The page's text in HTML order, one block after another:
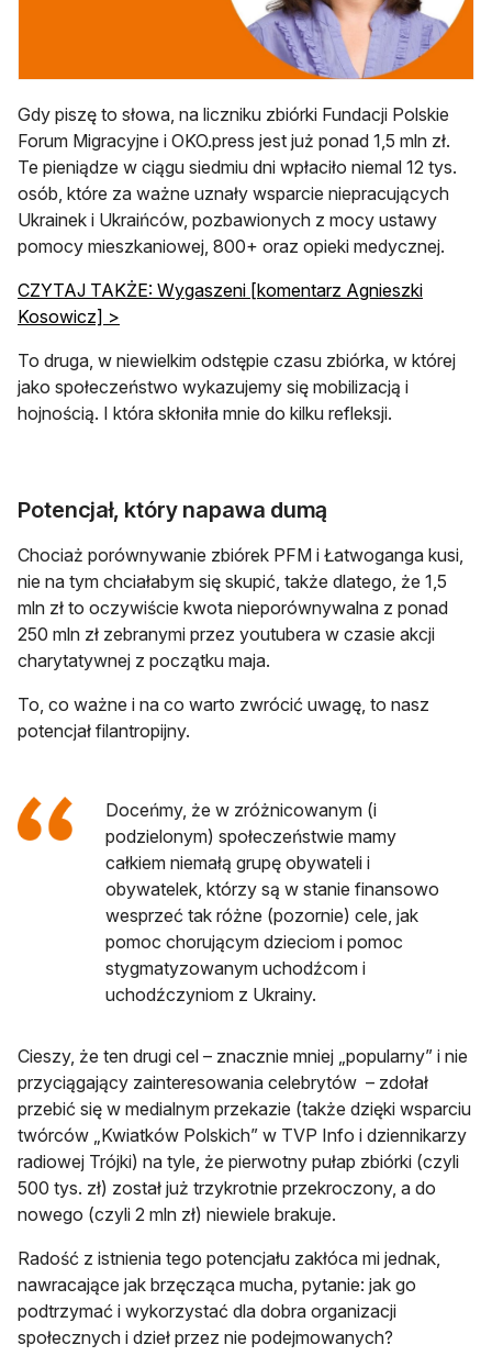
Gdy piszę to słowa, na liczniku zbiórki Fundacji Polskie
Forum Migracyjne i OKO.press jest już ponad 1,5 mln zł.
Te pieniądze w ciągu siedmiu dni wpłaciło niemal 12 tys.
osób, które za ważne uznały wsparcie niepracujących
Ukrainek i Ukraińców, pozbawionych z mocy ustawy
pomocy mieszkaniowej, 800+ oraz opieki medycznej.
CZYTAJ TAKŻE: Wygaszeni [komentarz Agnieszki
Kosowicz] >
To druga, w niewielkim odstępie czasu zbiórka, w której
jako społeczeństwo wykazujemy się mobilizacją i
hojnością. I która skłoniła mnie do kilku refleksji.
Potencjał, który napawa dumą
Chociaż porównywanie zbiórek PFM i Łatwoganga kusi,
nie na tym chciałabym się skupić, także dlatego, że 1,5
mln zł to oczywiście kwota nieporównywalna z ponad
250 mln zł zebranymi przez youtubera w czasie akcji
charytatywnej z początku maja.
To, co ważne i na co warto zwrócić uwagę, to nasz
potencjał filantropijny.
Doceńmy, że w zróżnicowanym (i
podzielonym) społeczeństwie mamy
całkiem niemałą grupę obywateli i
obywatelek, którzy są w stanie finansowo
wesprzeć tak różne (pozornie) cele, jak
pomoc chorującym dzieciom i pomoc
stygmatyzowanym uchodźcom i
uchodźczyniom z Ukrainy.
Cieszy, że ten drugi cel – znacznie mniej „popularny” i nie
przyciągający zainteresowania celebrytów – zdołał
przebić się w medialnym przekazie (także dzięki wsparciu
twórców „Kwiatków Polskich” w TVP Info i dziennikarzy
radiowej Trójki) na tyle, że pierwotny pułap zbiórki (czyli
500 tys. zł) został już trzykrotnie przekroczony, a do
nowego (czyli 2 mln zł) niewiele brakuje.
Radość z istnienia tego potencjału zakłóca mi jednak,
nawracające jak brzęcząca mucha, pytanie: jak go
podtrzymać i wykorzystać dla dobra organizacji
społecznych i dzieł przez nie podejmowanych?